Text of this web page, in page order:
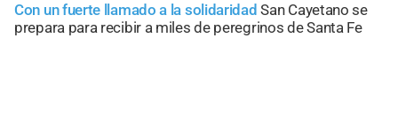
Con un fuerte llamado a la solidaridad San Cayetano se
prepara para recibir a miles de peregrinos de Santa Fe